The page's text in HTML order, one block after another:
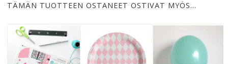
TÄMÄN TUOTTEEN OSTANEET OSTIVAT MYÖS…